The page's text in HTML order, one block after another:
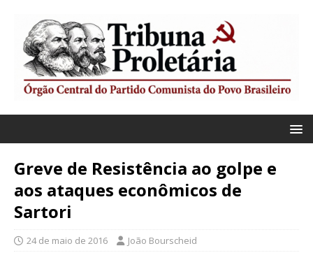
Greve de Resistência ao golpe e
aos ataques econômicos de
Sartori
24 de maio de 2016 João Bourscheid